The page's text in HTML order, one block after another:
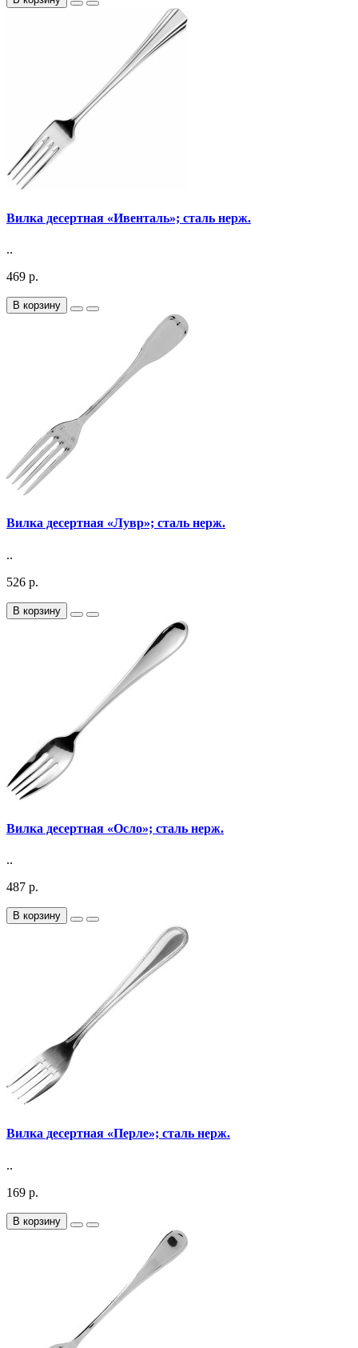
Вилка десертная «Ивенталь»; сталь нерж.
..
469 р.
В корзину
Вилка десертная «Лувр»; сталь нерж.
..
526 р.
В корзину
Вилка десертная «Осло»; сталь нерж.
..
487 р.
В корзину
Вилка десертная «Перле»; сталь нерж.
..
169 р.
В корзину